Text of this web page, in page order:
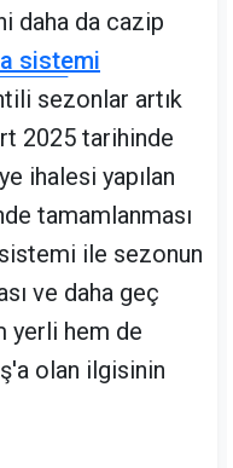
daha da cazip
sistemi
sezonlar artık
2025 tarihinde
ihalesi yapılan
tamamlanması
ile sezonun
ve daha geç
yerli hem de
olan ilgisinin